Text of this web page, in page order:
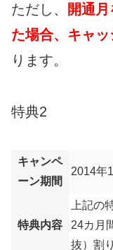
ただし、
開通
た場合、キャ
ります。
特典2
キャンペ
ーン期間
2014
特典内容
上記の
24カ月
抜）割